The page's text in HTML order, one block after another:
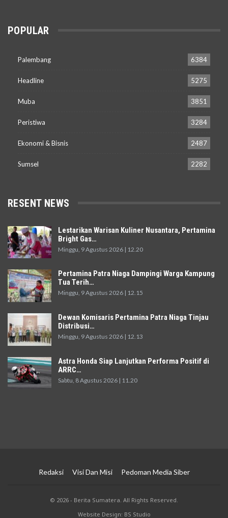
POPULAR
Palembang 6384
Headline 5275
Muba 3851
Peristiwa 3284
Ekonomi & Bisnis 2487
Sumsel 2282
RESENT NEWS
Lestarikan Warisan Kuliner Nusantara, Pertamina
Bright Gas…
Minggu, 9 Agustus 2026 | 12.20
Pertamina Patra Niaga Dampingi Warga Kampung
Tua Terih…
Minggu, 9 Agustus 2026 | 12.15
Dewan Komisaris Pertamina Patra Niaga Tinjau
Distribusi…
Minggu, 9 Agustus 2026 | 12.13
Astra Honda Siap Lanjutkan Performa Positif di
ARRC…
Sabtu, 8 Agustus 2026 | 11.20
Redaksi Visi Dan Misi Pedoman Media Siber
© 2026 - Berita Sumatera. All Rights Reserved.
Website Design: BS Studio